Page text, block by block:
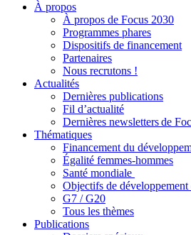
À propos
À propos de Focus 2030
Programmes phares
Dispositifs de financement
Partenaires
Nous recrutons !
Actualités
Dernières publications
Fil d’actualité
Dernières newsletters de
Thématiques
Financement du
Égalité femmes-hommes
Santé mondiale
Objectifs de développement
G7 / G20
Tous les thèmes
Publications